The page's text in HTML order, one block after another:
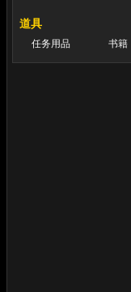
道具
任务用品 书籍